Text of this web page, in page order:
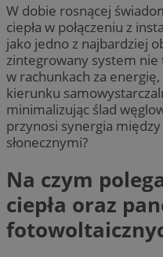
W dobie rosnącej
ciepła w połączeniu z
jako jedno z najbardziej
zintegrowany system nie
w rachunkach za
kierunku
minimalizując ślad
przynosi synergia
słonecznymi?
Na czym
ciepła oraz